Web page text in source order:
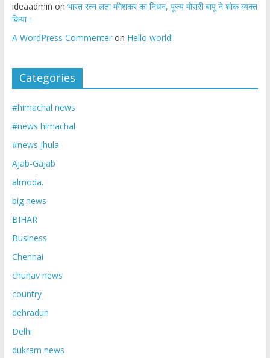
ideaadmin on भारत रत्न लता मंगेशकर का निधन, पूज्य मोरारी बापू ने शोक व्यक्त
किया।
A WordPress Commenteron Hello world!
Categories
#himachal news
#news himachal
#news jhula
Ajab-Gajab
almoda.
big news
BIHAR
Business
Chennai
chunav news
country
dehradun
Delhi
dukram news